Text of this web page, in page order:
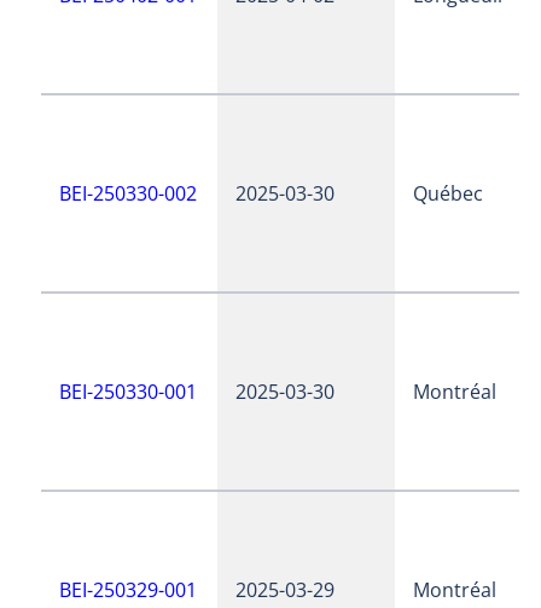
BEI-250330-002 2025-03-30 Québec
BEI-250330-001 2025-03-30 Montréal
BEI-250329-001 2025-03-29 Montréal